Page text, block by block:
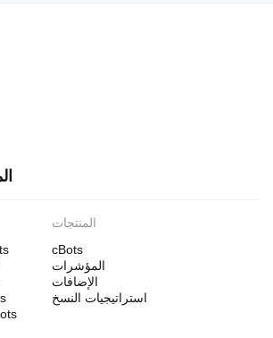
المنتجات
cBots
المؤشرات
الإضافات
استراتيجيات النسخ